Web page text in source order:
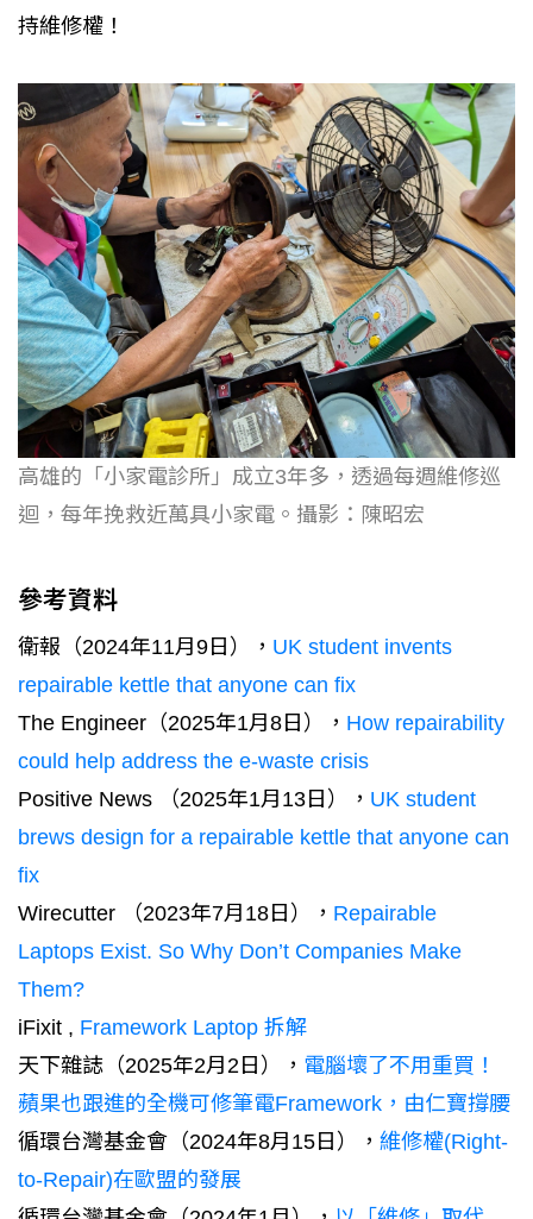
持維修權！
高雄的「小家電診所」成立3年多，透過每週維修巡
迴，每年挽救近萬具小家電。攝影：陳昭宏
參考資料
衛報（2024年11月9日）， UK student invents
repairable kettle that anyone can fix
The Engineer（2025年1月8日）， How repairability
could help address the e-waste crisis
Positive News （2025年1月13日）， UK student
brews design for a repairable kettle that anyone can
fix
Wirecutter （2023年7月18日）， Repairable
Laptops Exist. So Why Don’t Companies Make
Them?
iFixit , Framework Laptop 拆解
天下雜誌（2025年2月2日）， 電腦壞了不用重買！
蘋果也跟進的全機可修筆電Framework，由仁寶撐腰
循環台灣基金會（2024年8月15日）， 維修權(Right-
to-Repair)在歐盟的發展